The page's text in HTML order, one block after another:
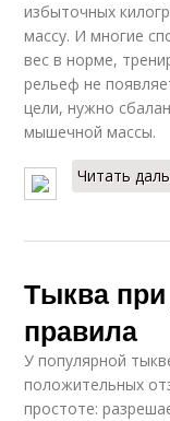
избыточных
массу. И многие
вес в норме,
рельеф не
цели, нужно
мышечной массы.
Читать
Тыква
правила
У популярной
положительных
простоте: